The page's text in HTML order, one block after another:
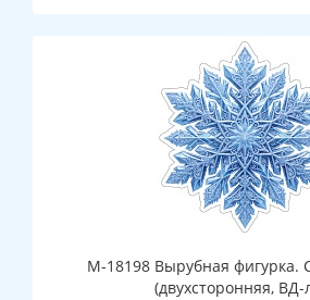
М-18198 Вырубная фигурка.
(двухсторонняя, ВД-